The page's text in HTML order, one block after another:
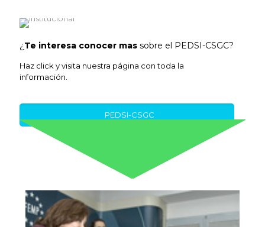
¿ Te interesa conocer mas sobre el PEDSI-CSGC?
Haz click y visita nuestra página con toda la
información.
PEDSI-CSGC